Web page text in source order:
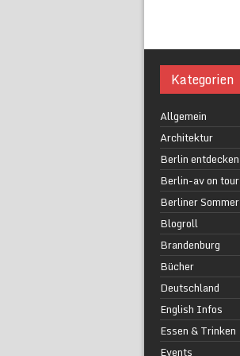
Kategorien
Allgemein
Architektur
Berlin entdecken
Berlin-av on tour
Berliner Sommer
Blogroll
Brandenburg
Bücher
Deutschland
English Infos
Essen & Trinken
Events